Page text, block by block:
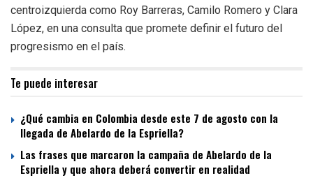
centroizquierda como Roy Barreras, Camilo Romero y Clara
López, en una consulta que promete definir el futuro del
progresismo en el país.
Te puede interesar
¿Qué cambia en Colombia desde este 7 de agosto con la
llegada de Abelardo de la Espriella?
Las frases que marcaron la campaña de Abelardo de la
Espriella y que ahora deberá convertir en realidad